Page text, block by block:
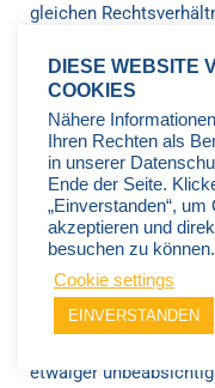
gleichen
14. Allgemeines
14.1
Sollten eine oder
unwirksam sein oder
bleiben die übrigen
Vertragsparteien
eine unwirksame
ersetzen, die dem
am ehesten
etwaiger
DIESE WEBSITE
COOKIES
Nähere
Ihren Rechten als
in unserer
Ende der Seite.
„Einverstanden“, um
akzeptieren und
besuchen zu können.
Cookie settings
EINVERSTANDEN